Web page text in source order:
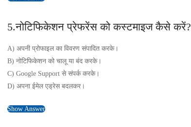
5.नोटिफिकेशन प्रेफरेंस को कस्टमाइज कैसे करें?
A) अपनी प्रोफाइल का विवरण संपादित करके।
B) नोटिफिकेशन को चालू या बंद करके।
C) Google Support से संपर्क करके।
D) अपना ईमेल एड्रेस बदलकर।
Show Answer